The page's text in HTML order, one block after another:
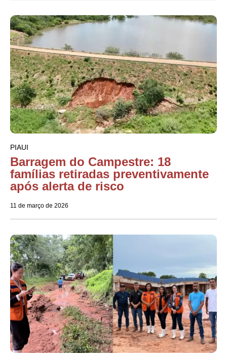
PIAUI
Barragem do Campestre: 18
famílias retiradas preventivamente
após alerta de risco
11 de março de 2026